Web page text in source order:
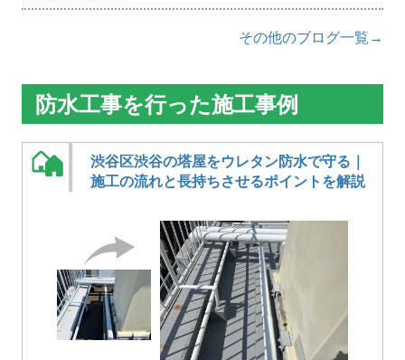
その他のブログ一覧→
防水工事を行った施工事例
渋谷区渋谷の塔屋をウレタン防水で守る｜
施工の流れと長持ちさせるポイントを解説